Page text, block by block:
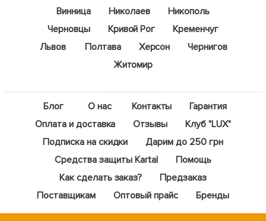
Винница
Николаев
Никополь
Черновцы
Кривой Рог
Кременчуг
Львов
Полтава Херсон
Чернигов
Житомир
Блог О нас Контакты
Гарантия
Оплата и доставка
Отзывы
Клуб "LUX"
Подписка на скидки
Дарим до 250 грн
Средства защиты Kartal
Помощь
Как сделать заказ?
Предзаказ
Поставщикам
Оптовый прайс Бренды